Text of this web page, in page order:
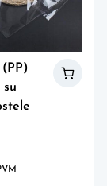
su